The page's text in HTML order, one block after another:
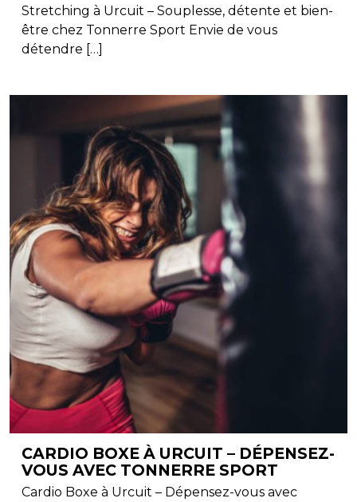
Stretching à Urcuit – Souplesse, détente et bien-
être chez Tonnerre Sport Envie de vous
détendre […]
CARDIO BOXE À URCUIT – DÉPENSEZ-
VOUS AVEC TONNERRE SPORT
Cardio Boxe à Urcuit – Dépensez-vous avec